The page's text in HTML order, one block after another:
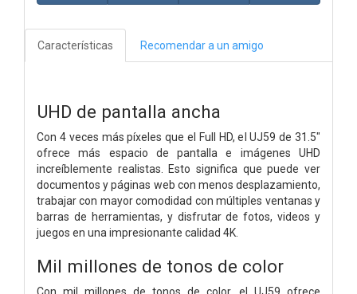
Características Recomendar a un amigo
UHD de pantalla ancha
Con 4 veces más píxeles que el Full HD, el UJ59 de 31.5"
ofrece más espacio de pantalla e imágenes UHD
increíblemente realistas. Esto significa que puede ver
documentos y páginas web con menos desplazamiento,
trabajar con mayor comodidad con múltiples ventanas y
barras de herramientas, y disfrutar de fotos, videos y
juegos en una impresionante calidad 4K.
Mil millones de tonos de color
Con mil millones de tonos de color, el UJ59 ofrece